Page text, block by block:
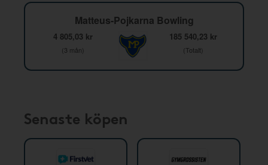
Matteus-Pojkarna Bowling
4 805,03 kr
(3 mån)
185 540,23 kr
(Totalt)
Senaste köpen